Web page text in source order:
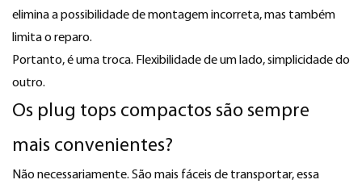
elimina a possibilidade de montagem incorreta, mas também
limita o reparo.
Portanto, é uma troca. Flexibilidade de um lado, simplicidade do
outro.
Os plug tops compactos são sempre
mais convenientes?
Não necessariamente. São mais fáceis de transportar, essa